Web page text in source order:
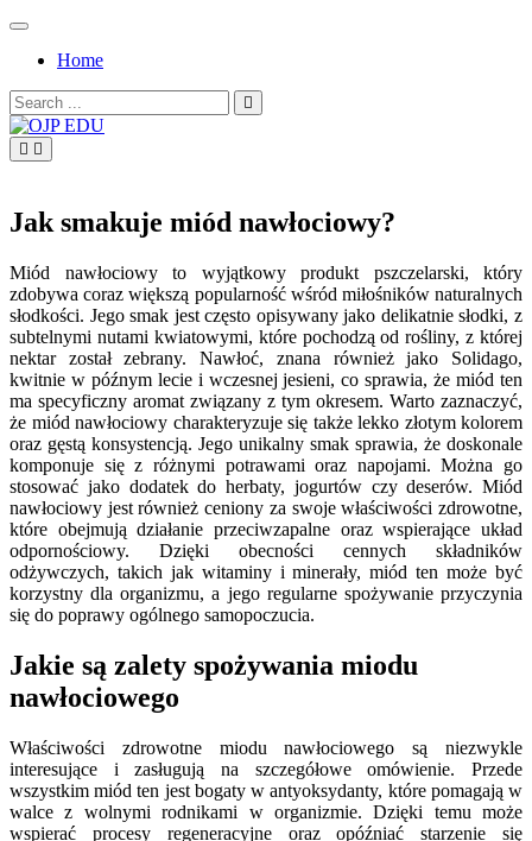
Skip
contentHome
Search
for:
Jak smakuje miód nawłociowy?
Miód nawłociowy to wyjątkowy produkt pszczelarski, który
zdobywa coraz większą popularność wśród miłośników naturalnych
słodkości. Jego smak jest często opisywany jako delikatnie słodki, z
subtelnymi nutami kwiatowymi, które pochodzą od rośliny, z której
nektar został zebrany. Nawłoć, znana również jako Solidago,
kwitnie w późnym lecie i wczesnej jesieni, co sprawia, że miód ten
ma specyficzny aromat związany z tym okresem. Warto zaznaczyć,
że miód nawłociowy charakteryzuje się także lekko złotym kolorem
oraz gęstą konsystencją. Jego unikalny smak sprawia, że doskonale
komponuje się z różnymi potrawami oraz napojami. Można go
stosować jako dodatek do herbaty, jogurtów czy deserów. Miód
nawłociowy jest również ceniony za swoje właściwości zdrowotne,
które obejmują działanie przeciwzapalne oraz wspierające układ
odpornościowy. Dzięki obecności cennych składników
odżywczych, takich jak witaminy i minerały, miód ten może być
korzystny dla organizmu, a jego regularne spożywanie przyczynia
się do poprawy ogólnego samopoczucia.
Jakie są zalety spożywania miodu
nawłociowego
Właściwości zdrowotne miodu nawłociowego są niezwykle
interesujące i zasługują na szczegółowe omówienie. Przede
wszystkim miód ten jest bogaty w antyoksydanty, które pomagają w
walce z wolnymi rodnikami w organizmie. Dzięki temu może
wspierać procesy regeneracyjne oraz opóźniać starzenie się